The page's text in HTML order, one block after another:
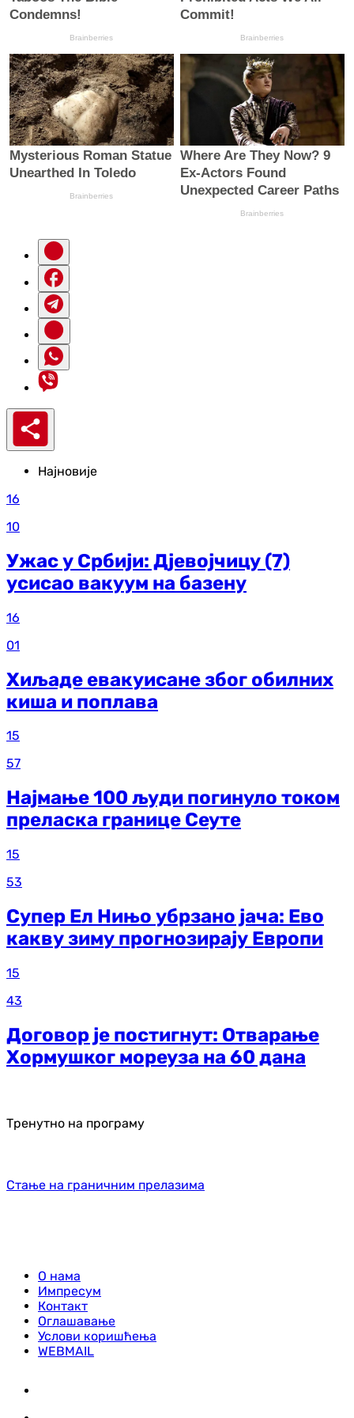
Најновије
16
10
Ужас у Србији: Дјевојчицу (7)
усисао вакуум на базену
16
01
Хиљаде евакуисане због обилних
киша и поплава
15
57
Најмање 100 људи погинуло током
преласка границе Сеуте
15
53
Супер Ел Нињо убрзано јача: Ево
какву зиму прогнозирају Европи
15
43
Договор је постигнут: Отварање
Хормушког мореуза на 60 дана
Тренутно на програму
Стање на граничним прелазима
О нама
Импресум
Контакт
Оглашавање
Услови коришћења
WEBMAIL